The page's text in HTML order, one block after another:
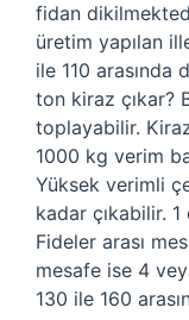
fidan
üretim yapılan
ile 110 arasında
ton kiraz çıkar?
toplayabilir.
1000 kg verim
Yüksek verimli
kadar çıkabilir.
Fideler arası
mesafe ise 4
130 ile 160